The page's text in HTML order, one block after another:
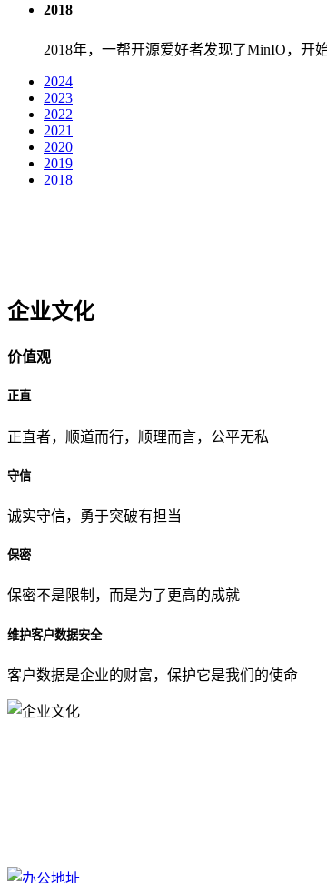
2018
2018年，一帮开源爱好者发现了MinIO，开
2024
2023
2022
2021
2020
2019
2018
企业文化
价值观
正直
正直者，顺道而行，顺理而言，公平无私
守信
诚实守信，勇于突破有担当
保密
保密不是限制，而是为了更高的成就
维护客户数据安全
客户数据是企业的财富，保护它是我们的使命